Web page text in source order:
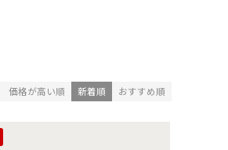
価格が高い順 新着順 おすすめ順